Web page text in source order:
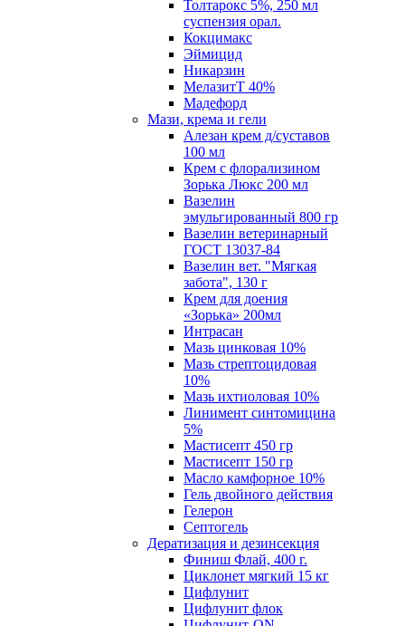
Толтарокс 5%, 250 мл
суспензия орал.
Кокцимакс
Эймицид
Никарзин
МелазитТ 40%
Мадефорд
Мази, крема и гели
Алезан крем д/суставов
100 мл
Крем с флорализином
Зорька Люкс 200 мл
Вазелин
эмульгированный 800 гр
Вазелин ветеринарный
ГОСТ 13037-84
Вазелин вет. "Мягкая
забота", 130 г
Крем для доения
«Зорька» 200мл
Интрасан
Мазь цинковая 10%
Мазь стрептоцидовая
10%
Мазь ихтиоловая 10%
Линимент синтомицина
5%
Мастисепт 450 гр
Мастисепт 150 гр
Масло камфорное 10%
Гель двойного действия
Гелерон
Септогель
Дератизация и дезинсекция
Финиш Флай, 400 г.
Циклонет мягкий 15 кг
Цифлунит
Цифлунит флок